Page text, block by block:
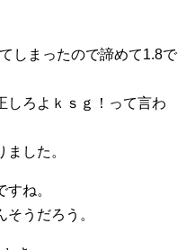
しまったので諦めて1.8で
しろよｋｓｇ！って言わ
した。
ね。
うだろう。